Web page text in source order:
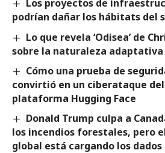
Los proyectos de
podrían dañar los hábitats del
Lo que revela ‘Odisea’ de
sobre la naturaleza
Cómo una prueba de
convirtió en un ciberataque
plataforma Hugging Face
Donald Trump culpa a
los incendios forestales, pero
global está cargando los